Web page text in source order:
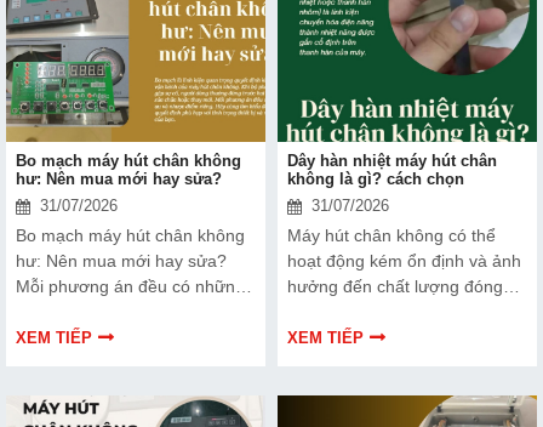
thêm thông tin và giúp bạn đưa
ra lựa chọn phù hợp, hiệu quả
hơn nhé!
Bo mạch máy hút chân không
hư: Nên mua mới hay sửa?
31/07/2026
Bo mạch máy hút chân không
hư: Nên mua mới hay sửa?
Mỗi phương án đều có những
cùng tìm hiểu để đưa ra quyết
XEM TIẾP
Dây hàn nhiệt máy hút chân
không là gì? cách chọn
31/07/2026
Máy hút chân không có thể
hoạt động kém ổn định và ảnh
hưởng đến chất lượng đóng
Bài viết dưới đây sẽ giúp bạn
XEM TIẾP